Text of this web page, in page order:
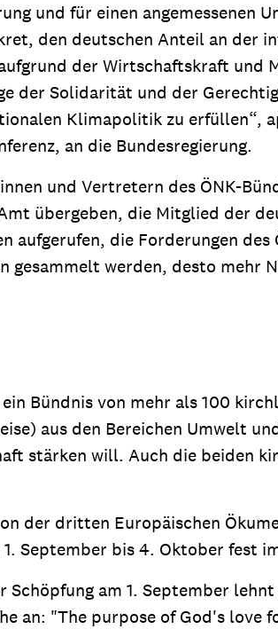
und für einen angemessenen
den deutschen Anteil an der
der Wirtschaftskraft
der Solidarität und der
Klimapolitik zu erfüllen“,
an die Bundesregierung.
und Vertretern des ÖNK-
übergeben, die Mitglied der
aufgerufen, die Forderungen
werden, desto mehr
Bündnis von mehr als 100
aus den Bereichen Umwelt
stärken will. Auch die beiden
der dritten Europäischen
September bis 4. Oktober fest
Schöpfung am 1. September
an: "The purpose of God's